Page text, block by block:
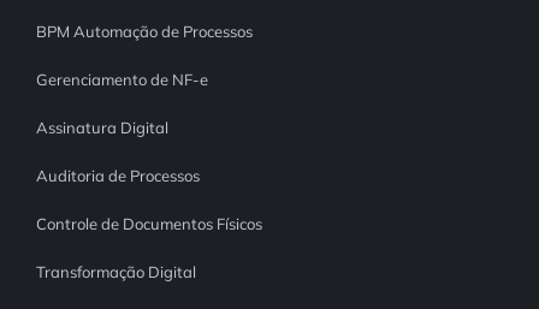
BPM Automação de Processos
Gerenciamento de NF-e
Assinatura Digital
Auditoria de Processos
Controle de Documentos Físicos
Transformação Digital